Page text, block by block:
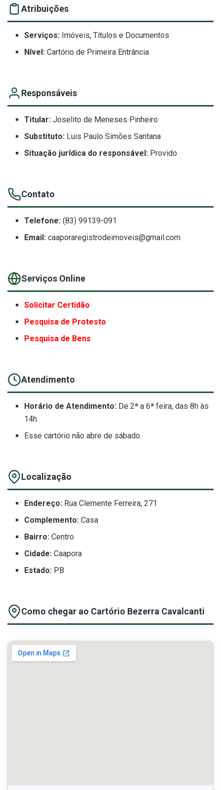
Atribuições
Serviços: Imóveis, Títulos e Documentos
Nível: Cartório de Primeira Entrância
Responsáveis
Titular: Joselito de Meneses Pinheiro
Substituto: Luis Paulo Simões Santana
Situação jurídica do responsável: Provido
Contato
Telefone: (83) 99139-091
Email: caaporaregistrodeimoveis@gmail.com
Serviços Online
Solicitar Certidão
Pesquisa de Protesto
Pesquisa de Bens
Atendimento
Horário de Atendimento: De 2ª a 6ª feira, das 8h às
14h.
Esse cartório não abre de sábado.
Localização
Endereço: Rua Clemente Ferreira, 271
Complemento: Casa
Bairro: Centro
Cidade: Caapora
Estado: PB
Como chegar ao Cartório Bezerra Cavalcanti